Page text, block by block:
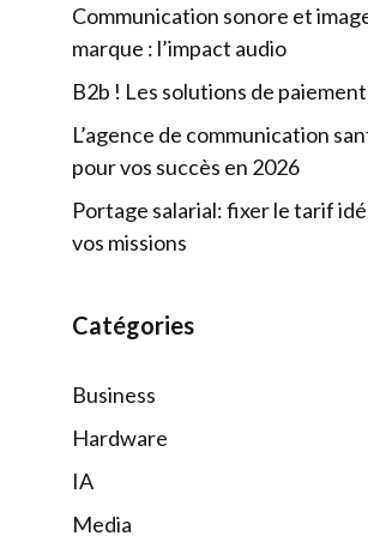
Communication sonore et
marque : l’impact audio
B2b ! Les solutions de
L’agence de communication
pour vos succès en 2026
Portage salarial: fixer le tarif
vos missions
Catégories
Business
Hardware
IA
Media